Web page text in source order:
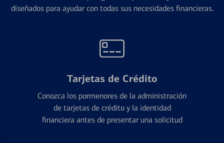
diseñados para ayudar con todas sus necesidades financieras.
Tarjetas de Crédito
Conozca los pormenores de la administración
de tarjetas de crédito y la identidad
financiera antes de presentar una solicitud